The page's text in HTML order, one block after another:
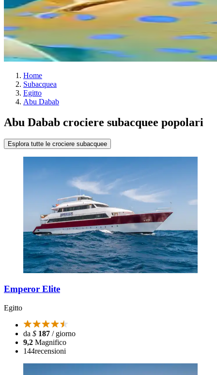
Home
Subacquea
Egitto
Abu Dabab
Abu Dabab crociere subacquee popolari
Esplora tutte le crociere subacquee
Emperor Elite
Egitto
da $ 187 / giorno
9,2 Magnifico
144recensioni